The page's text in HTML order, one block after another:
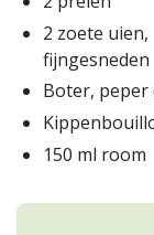
2 zoete uien,
fijngesneden
Boter, peper
150 ml room